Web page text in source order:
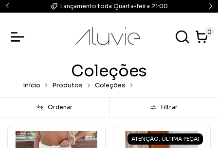
Lançamento toda Quarta-feira 21:00
0
Coleções
Início Produtos Coleções
Ordenar Filtrar
ATENÇÃO, ÚLTIMA PEÇA!